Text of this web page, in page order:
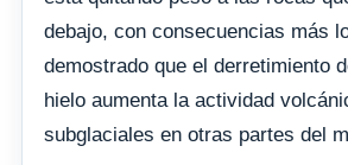
debajo, con consecuencias más
demostrado que el derretimiento
hielo aumenta la actividad
subglaciales en otras partes del